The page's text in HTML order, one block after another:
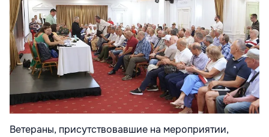
Ветераны, присутствовавшие на мероприятии,